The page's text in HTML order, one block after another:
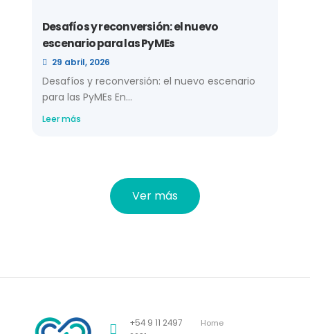
Desafíos y reconversión: el nuevo
escenario para las PyMEs
29 abril, 2026
Desafíos y reconversión: el nuevo escenario
para las PyMEs En...
Leer más
Ver más
+54 9 11 2497
Home